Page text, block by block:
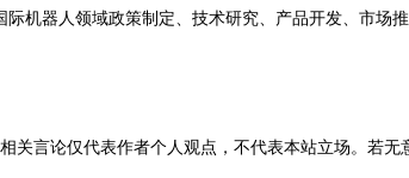
机器人领域政策制定、技术研究、产品开发、市场
关言论仅代表作者个人观点，不代表本站立场。若